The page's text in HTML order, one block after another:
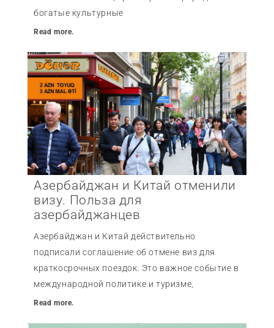
богатые культурные
Read more.
Азербайджан и Китай отменили
визу. Польза для
азербайджанцев
Азербайджан и Китай действительно
подписали соглашение об отмене виз для
краткосрочных поездок. Это важное событие в
международной политике и туризме,
Read more.